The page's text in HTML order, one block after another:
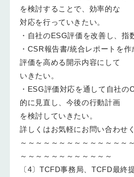
を検討することで、効率的な
対応を行っていきたい。
・自社のESG評価を改善し、指
・CSR報告書/統合レポートを
評価を高める開示内容にして
いきたい。
・ESG評価対応を通して自社の
的に見直し、今後の行動計画
を検討していきたい。
詳しくはお気軽にお問い合わせ
～～～～～～～～～～～～～～
～～～～～～～～～～～～
〔4〕TCFD事務局、TCFD最終